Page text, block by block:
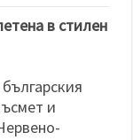
в стилен
и